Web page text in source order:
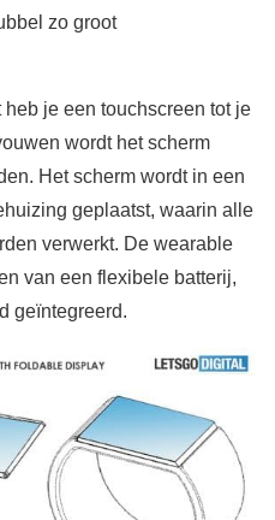
zo groot
je een touchscreen tot je
wordt het scherm
Het scherm wordt in een
geplaatst, waarin alle
verwerkt. De wearable
van een flexibele batterij,
geïntegreerd.